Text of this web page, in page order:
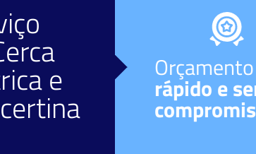
e
de
meios.
Orçamento
rápido e